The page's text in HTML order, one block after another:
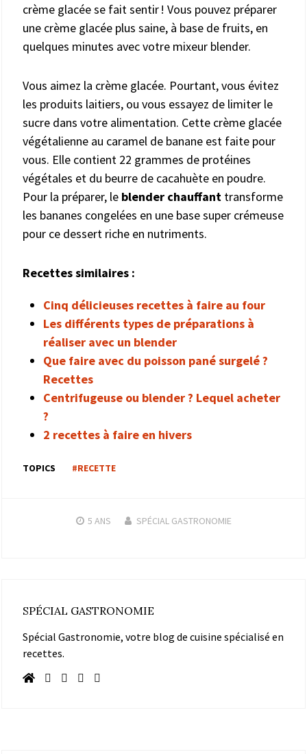
crème glacée se fait sentir ! Vous pouvez préparer
une crème glacée plus saine, à base de fruits, en
quelques minutes avec votre mixeur blender.
Vous aimez la crème glacée. Pourtant, vous évitez
les produits laitiers, ou vous essayez de limiter le
sucre dans votre alimentation. Cette crème glacée
végétalienne au caramel de banane est faite pour
vous. Elle contient 22 grammes de protéines
végétales et du beurre de cacahuète en poudre.
Pour la préparer, le blender chauffant transforme
les bananes congelées en une base super crémeuse
pour ce dessert riche en nutriments.
Recettes similaires :
Cinq délicieuses recettes à faire au four
Les différents types de préparations à
réaliser avec un blender
Que faire avec du poisson pané surgelé ?
Recettes
Centrifugeuse ou blender ? Lequel acheter
?
2 recettes à faire en hivers
TOPICS #RECETTE
5 ANS SPÉCIAL GASTRONOMIE
SPÉCIAL GASTRONOMIE
Spécial Gastronomie, votre blog de cuisine spécialisé en
recettes.